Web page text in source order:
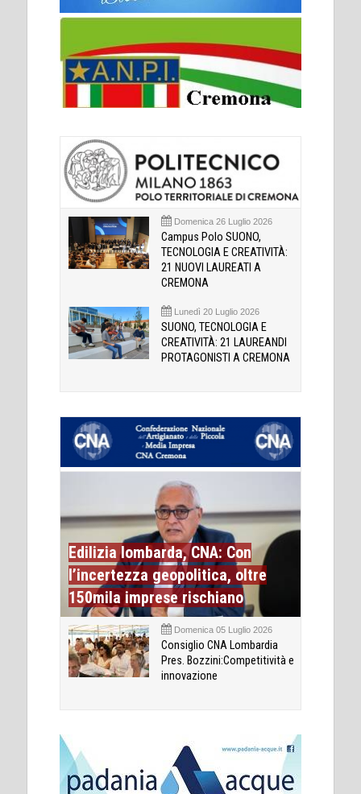
Domenica 26 Luglio 2026
Campus Polo SUONO,
TECNOLOGIA E CREATIVITÀ:
21 NUOVI LAUREATI A
CREMONA
Lunedì 20 Luglio 2026
SUONO, TECNOLOGIA E
CREATIVITÀ: 21 LAUREANDI
PROTAGONISTI A CREMONA
Edilizia lombarda, CNA: Con
l’incertezza geopolitica, oltre
150mila imprese rischiano
Domenica 05 Luglio 2026
Consiglio CNA Lombardia
Pres. Bozzini:Competitività e
innovazione